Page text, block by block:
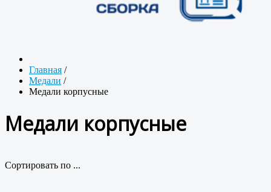
Главная /
Медали /
Медали корпусные
Медали корпусные
Сортировать по ...